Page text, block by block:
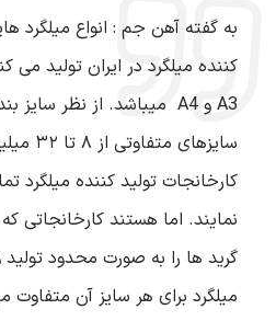
به گفته آهن جم : انواع میلگرد
کننده میلگرد در ایران تولید می
A3 و
میباشد. از نظر سایز
سایزهای متفاوتی از ۸ تا ۳۲
کارخانجات تولید کننده میلگرد
نمایند. اما هستند کارخانجاتی
گرید ها را به صورت محدود
میلگرد برای هر سایز آن متفاوت